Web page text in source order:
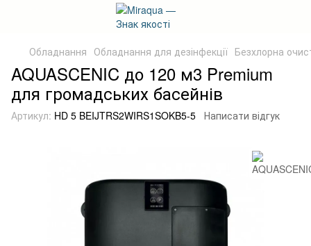
Обладнання Обладнання для дезінфекції Безхлорна
AQUASCENIC до 120 м3 Premium
для громадських басейнів
Артикул: HD 5 BEIJTRS2WIRS1SOKB5-5 Написати відгук